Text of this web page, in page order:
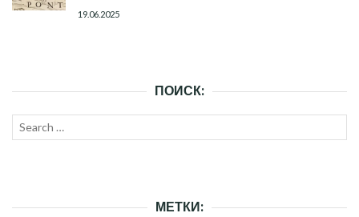
19.06.2025
ПОИСК:
Search
МЕТКИ: